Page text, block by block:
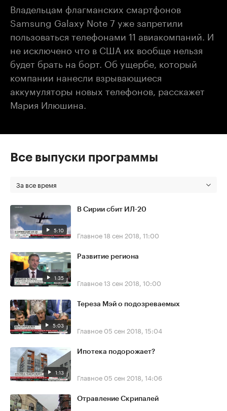
Владельцам флагманских смартфонов
Samsung Galaxy Note 7 уже запретили
пользоваться телефонами 11 авиакомпаний. И
не исключено что в США их вообще нельзя
будет брать на борт. Об ущербе, который
компании нанесли взрывающиеся
аккумуляторы новых телефонов, расскажет
Мария Илюшина.
Все выпуски программы
За все время
5:10
В Сирии сбит ИЛ-20
Главное18 сен 2018, 11:00
1:35
Развитие региона
Главное13 сен 2018, 10:00
5:03
Тереза Мэй о подозреваемых
Главное 05 сен 2018, 15:04
1:13
Ипотека подорожает?
Главное 05 сен 2018, 14:06
Отравление Скрипалей